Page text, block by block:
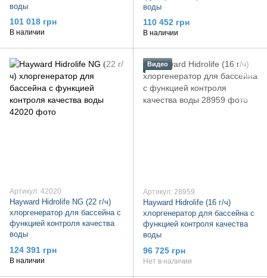
воды
101 018 грн
В наличии
воды
110 452 грн
В наличии
Артикул: 42020
Hayward Hidrolife NG (22 г/ч)
хлоргенератор для бассейна с
функцией контроля качества
воды
124 391 грн
В наличии
Видео
Артикул: 28959
Hayward Hidrolife (16 г/ч)
хлоргенератор для бассейна с
функцией контроля качества
воды
96 725 грн
Нет в наличии